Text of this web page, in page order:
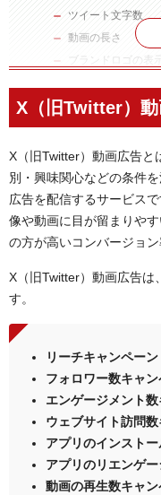
ツイート文字数
動画の長さ
ブランドロゴの表示
動画ビットレート
動画・オーディオ
キャプション
X（旧Twitter）動
独立した動画広告
ウェブサイトボタ
アプリボタン付き
カンバセーション
フォロワー数キャ
エンゲージメント
ウェブサイト訪問
アプリのインスト
動画の再生数キャ
プレロール再生数
X（旧Twitter）
X（旧Twitter）動画広告と
別・興味関心などの条件
広告を配信するサービス
像や動画に目が留まりや
の方が高いコンバージョン
X（旧Twitter）動画広告は
す。
リーチキャンペーン
フォロワー数キャ
エンゲージメント
ウェブサイト訪問
アプリのインスト
アプリのリエンゲ
動画の再生数キャン